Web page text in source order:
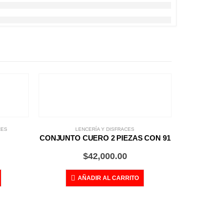
LENCERÍA Y DISFRACES
CONJUNTO CUERO 2 PIEZAS CON 91
$42,000.00
AÑADIR AL CARRITO